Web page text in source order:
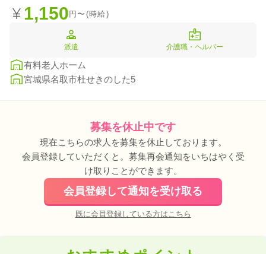
1,150円〜(時給)
派遣 介護職・ヘルパー
有料老人ホーム
宮城県名取市杜せきのした5
募集を休止中です
現在こちらの求人を募集を休止しております。
会員登録していただくと。募集再会通知をいちはやく受
け取りことができます。
会員登録して通知を受け取る
既に会員登録している方はこちら